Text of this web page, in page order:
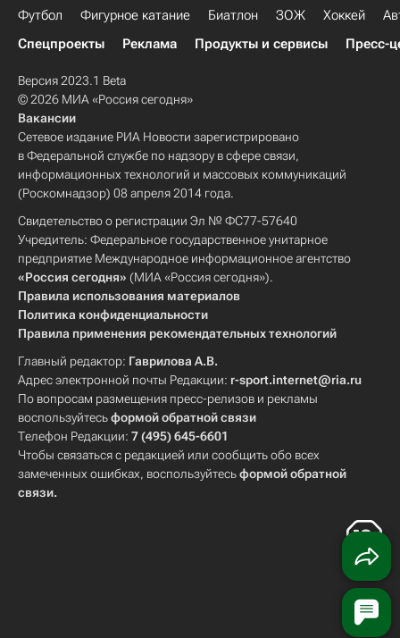
Футбол Фигурное катание Биатлон ЗОЖ Хоккей
Спецпроекты
Реклама Продукты и сервисы Пресс-
Версия 2023.1 Beta
© 2026 МИА «Россия сегодня»
Вакансии
Сетевое издание РИА Новости зарегистрировано
в Федеральной службе по надзору в сфере связи,
информационных технологий и массовых коммуникаций
(Роскомнадзор) 08 апреля 2014 года.
Свидетельство о регистрации Эл № ФС77-57640
Учредитель: Федеральное государственное унитарное
предприятие Международное информационное агентство
«Россия сегодня» (МИА «Россия сегодня»).
Правила использования материалов
Политика конфиденциальности
Правила применения рекомендательных технологий
Главный редактор: Гаврилова А.В.
Адрес электронной почты Редакции: r-sport.internet@ria.ru
По вопросам размещения пресс-релизов и рекламы
воспользуйтесьформой обратной связи
Телефон Редакции: 7 (495) 645-6601
Чтобы связаться с редакцией или сообщить обо всех
замеченных ошибках, воспользуйтесьформой обратной
связи.